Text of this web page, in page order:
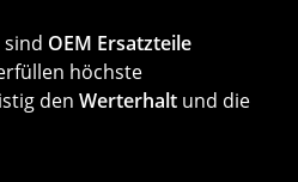
OEM Ersatzteile
höchste
den Werterhalt und die